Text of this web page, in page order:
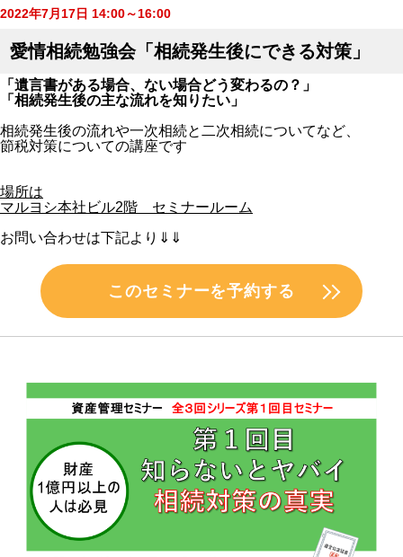
2022年7月17日 14:00～16:00
愛情相続勉強会「相続発生後にできる対策」
「遺言書がある場合、ない場合どう変わるの？」
「相続発生後の主な流れを知りたい」
相続発生後の流れや一次相続と二次相続についてなど、
節税対策についての講座です
場所は
マルヨシ本社ビル2階 セミナールーム
お問い合わせは下記より⇓⇓
このセミナーを予約する